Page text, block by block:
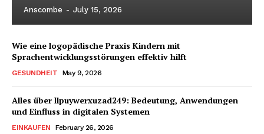
Anscombe - July 15, 2026
Wie eine logopädische Praxis Kindern mit
Sprachentwicklungsstörungen effektiv hilft
GESUNDHEIT May 9, 2026
Alles über llpuywerxuzad249: Bedeutung, Anwendungen
und Einfluss in digitalen Systemen
EINKAUFEN February 26, 2026